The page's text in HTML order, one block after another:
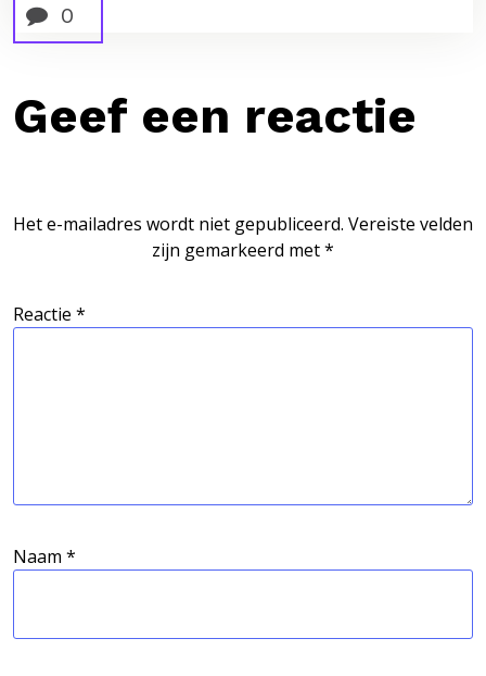
0
Geef een reactie
Het e-mailadres wordt niet gepubliceerd. Vereiste velden
zijn gemarkeerd met*
Reactie *
Naam *